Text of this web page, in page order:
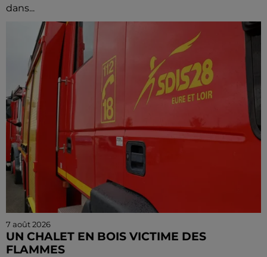
dans...
7 août 2026
UN CHALET EN BOIS VICTIME DES
FLAMMES